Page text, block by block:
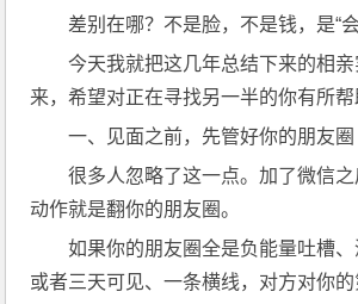
差别在哪？不是脸，不是钱，是“会
今天我就把这几年总结下来的相
来，希望对正在寻找另一半的你有所帮
一、见面之前，先管好你的朋友圈
很多人忽略了这一点。加了微信
动作就是翻你的朋友圈。
如果你的朋友圈全是负能量吐槽、
或者三天可见、一条横线，对方对你